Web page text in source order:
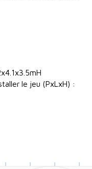
le jeu (PxLxH) :